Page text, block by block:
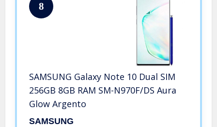
8
SAMSUNG Galaxy Note 10 Dual SIM
256GB 8GB RAM SM-N970F/DS Aura
Glow Argento
SAMSUNG